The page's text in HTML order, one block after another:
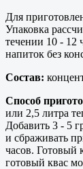
Для
Упаковка
течении 10 - 12
напиток без
Состав:
Способ
или 2,5 литра
Добавить 3 - 5
и сбраживать
часов. Готовый
готовый квас